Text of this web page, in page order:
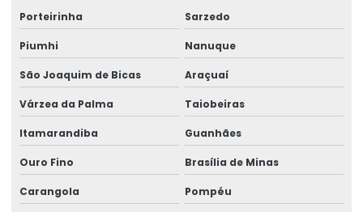
Reforma de ponte rolante em am
Reforma de ponte rolante em pr
Reforma de ponte rolante em rs
Reforma de ponte rolante em sc
Reforma de ponte rolante em sp
Porteirinha Sarzedo
Piumhi Nanuque
São Joaquim de Bicas Araçuaí
Várzea da Palma Taiobeiras
Itamarandiba Guanhães
Ouro Fino Brasília de Minas
Carangola Pompéu